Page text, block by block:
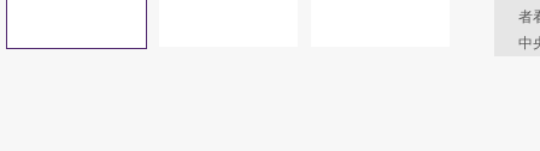
者
中